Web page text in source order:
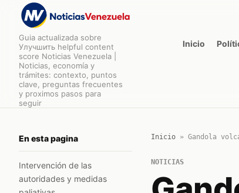
Guia actualizada sobre
Улучшить helpful content
score Noticias Venezuela |
Noticias, economía y
trámites: contexto, puntos
clave, preguntas frecuentes
y proximos pasos para
seguir
Inicio
En esta pagina
Intervención de las
autoridades y medidas
Inicio» Gandola
NOTICIAS